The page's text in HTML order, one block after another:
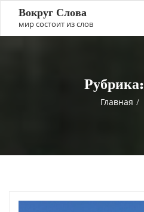
Вокруг Слова
мир состоит из слов
Рубрика:
Главная